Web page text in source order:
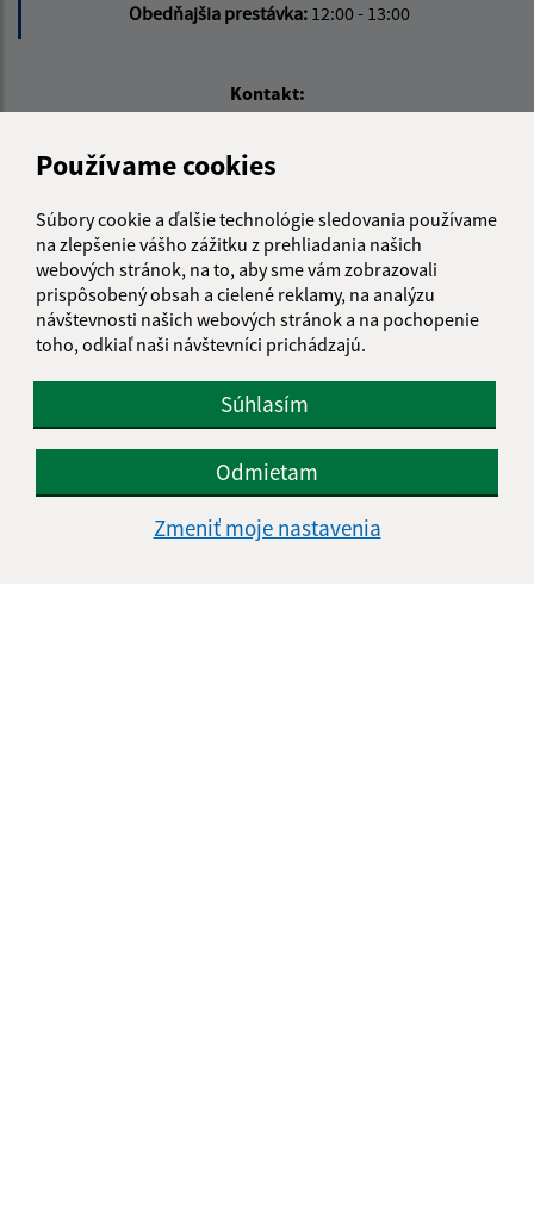
Používame cookies
Súbory cookie a ďalšie technológie sledovania používame
na zlepšenie vášho zážitku z prehliadania našich
webových stránok, na to, aby sme vám zobrazovali
prispôsobený obsah a cielené reklamy, na analýzu
návštevnosti našich webových stránok a na pochopenie
toho, odkiaľ naši návštevníci prichádzajú.
Súhlasím
Odmietam
Zmeniť moje nastavenia
Obedňajšia prestávka: 12:00 - 13:00
Kontakt:
Víťaz č. 111
info@obecvitaz.sk
+421 51 7911 306
IČO: 00327981